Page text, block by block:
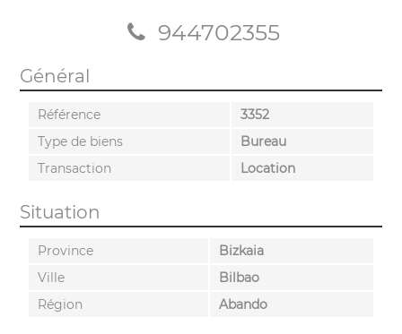
944702355
Général
Référence
3352
Type de biens
Bureau
Transaction
Location
Situation
Province
Bizkaia
Ville
Bilbao
Région
Abando